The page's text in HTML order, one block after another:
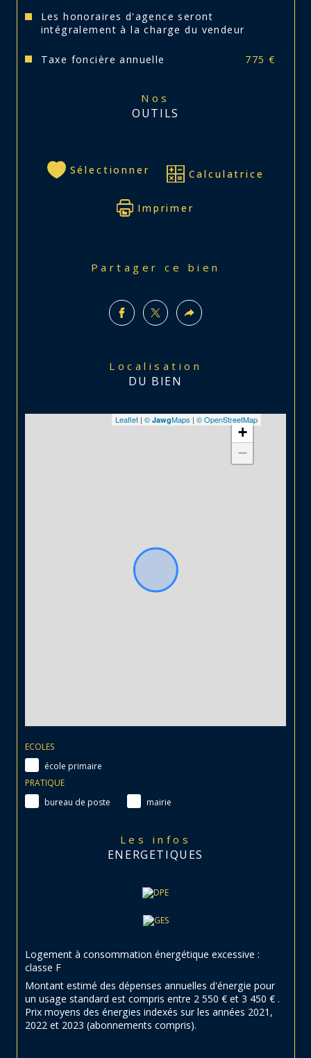
Les honoraires d'agence seront
intégralement à la charge du vendeur
Taxe foncière annuelle 775 €
Nos
OUTILS
Sélectionner Calculatrice
Imprimer
Partager ce bien
Localisation
DU BIEN
+
−
Leaflet | © JawgMaps | © OpenStreetMap
ECOLES
école primaire
PRATIQUE
bureau de poste
mairie
Les infos
ENERGETIQUES
Logement à consommation énergétique excessive :
classe F
Montant estimé des dépenses annuelles d'énergie pour
un usage standard est compris entre 2 550 € et 3 450 € .
Prix moyens des énergies indexés sur les années 2021,
2022 et 2023 (abonnements compris).